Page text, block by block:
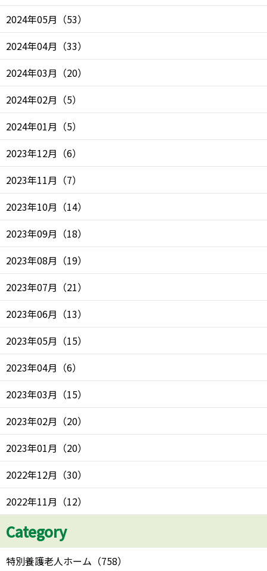
2024年05月 （53）
2024年04月 （33）
2024年03月 （20）
2024年02月 （5）
2024年01月 （5）
2023年12月 （6）
2023年11月 （7）
2023年10月 （14）
2023年09月 （18）
2023年08月 （19）
2023年07月 （21）
2023年06月 （13）
2023年05月 （15）
2023年04月 （6）
2023年03月 （15）
2023年02月 （20）
2023年01月 （20）
2022年12月 （30）
2022年11月 （12）
Category
特別養護老人ホーム （758）